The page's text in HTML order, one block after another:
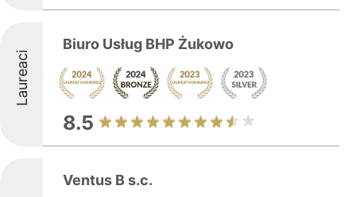
Laureaci
Biuro Usług BHP Żukowo
8.5
Ventus B s.c.